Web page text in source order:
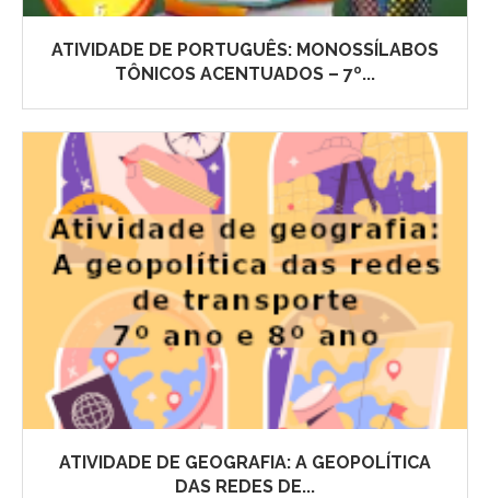
ATIVIDADE DE PORTUGUÊS: MONOSSÍLABOS
TÔNICOS ACENTUADOS – 7º...
ATIVIDADE DE GEOGRAFIA: A GEOPOLÍTICA
DAS REDES DE...